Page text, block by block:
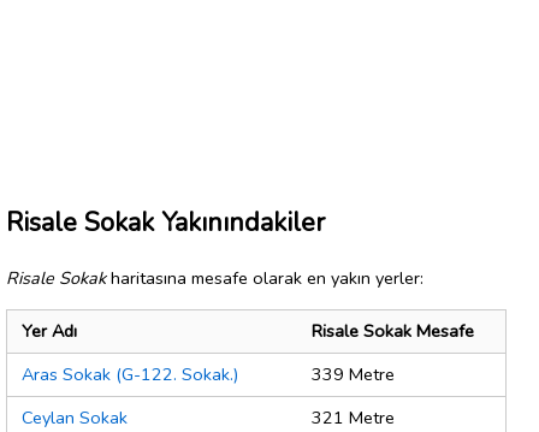
Risale Sokak Yakınındakiler
Risale Sokakharitasına mesafe olarak en yakın yerler:
Yer Adı
Risale Sokak Mesafe
Aras Sokak (G-122. Sokak.)
339 Metre
Ceylan Sokak
321 Metre